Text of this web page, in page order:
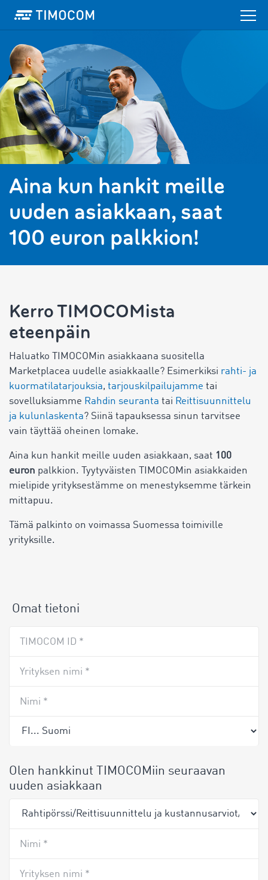
Aina kun hankit meille
uuden asiakkaan, saat
100 euron palkkion!
Kerro TIMOCOMista
eteenpäin
Haluatko TIMOCOMin asiakkaana suositella
Marketplacea uudelle asiakkaalle? Esimerkiksi rahti- ja
kuormatilatarjouksia, tarjouskilpailujamme tai
sovelluksiamme Rahdin seuranta tai Reittisuunnittelu
ja kulunlaskenta? Siinä tapauksessa sinun tarvitsee
vain täyttää oheinen lomake.
Aina kun hankit meille uuden asiakkaan, saat 100
euron palkkion. Tyytyväisten TIMOCOMin asiakkaiden
mielipide yrityksestämme on menestyksemme tärkein
mittapuu.
Tämä palkinto on voimassa Suomessa toimiville
yrityksille.
Omat tietoni
TIMOCOM ID *
Yrityksen nimi *
Nimi *
Olen hankkinut TIMOCOMiin seuraavan
uuden asiakkaan
Nimi *
Yrityksen nimi *